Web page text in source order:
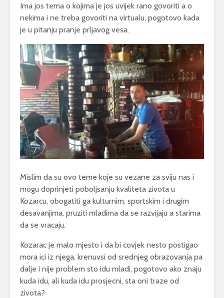
Ima jos tema o kojima je jos uvijek rano govoriti a o
nekima i ne treba govoriti na virtualu, pogotovo kada
je u pitanju pranje prljavog vesa.
Mislim da su ovo teme koje su vezane za sviju nas i
mogu doprinjeti poboljsanju kvaliteta zivota u
Kozarcu, obogatiti ga kulturnim, sportskim i drugim
desavanjima, pruziti mladima da se razvijaju a starima
da se vracaju.
Kozarac je malo mjesto i da bi covjek nesto postigao
mora ici iz njega, krenuvsi od srednjeg obrazovanja pa
dalje i nije problem sto idu mladi, pogotovo ako znaju
kuda idu, ali kuda idu prosjecni, sta oni traze od
zivota?